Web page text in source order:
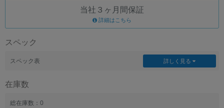
当社３ヶ月間保証
詳細はこちら
スペック
スペック表 詳しく見る
在庫数
総在庫数：0
メモリ